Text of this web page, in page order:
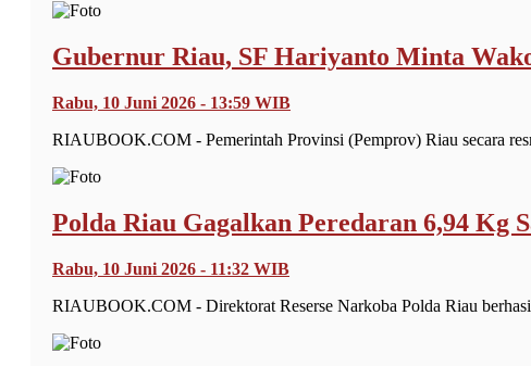
Gubernur Riau, SF Hariyanto Minta
Rabu, 10 Juni 2026 - 13:59 WIB
RIAUBOOK.COM - Pemerintah Provinsi (Pemprov) Riau secara
Polda Riau Gagalkan Peredaran 6,94 Kg
Rabu, 10 Juni 2026 - 11:32 WIB
RIAUBOOK.COM - Direktorat Reserse Narkoba Polda Riau